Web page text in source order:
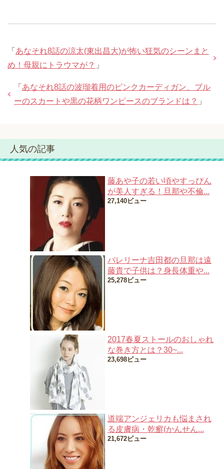
「 あなそれ8話の涼太(東出昌大)が怖い狂気のシーンまと
め！母親にトラウマが？ 」
「 あなそれ8話の波瑠着用のピンクカーディガン、ブル
ーのスカートや黒の花柄ワンピースのブランドは？ 」
人気の記事
藤あや子の若い頃やすっぴん
が美人すぎる！旦那や不倫...
27,140ビュー
バレリーナ吉田都の旦那は遠
藤貴で子供は？身長体重や...
25,278ビュー
2017春夏ストールのおしゃれ
な巻き方とは？30~...
23,698ビュー
道端アンジェリカも悩まされ
る皮膚病・乾癬(かんせん...
21,672ビュー